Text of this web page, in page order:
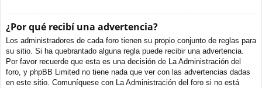
¿Por qué recibí una advertencia?
Los administradores de cada foro tienen su propio conjunto de reglas para
su sitio. Si ha quebrantado alguna regla puede recibir una advertencia.
Por favor recuerde que esta es una decisión de La Administración del
foro, y phpBB Limited no tiene nada que ver con las advertencias dadas
en este sitio. Comuníquese con La Administración del foro si no está